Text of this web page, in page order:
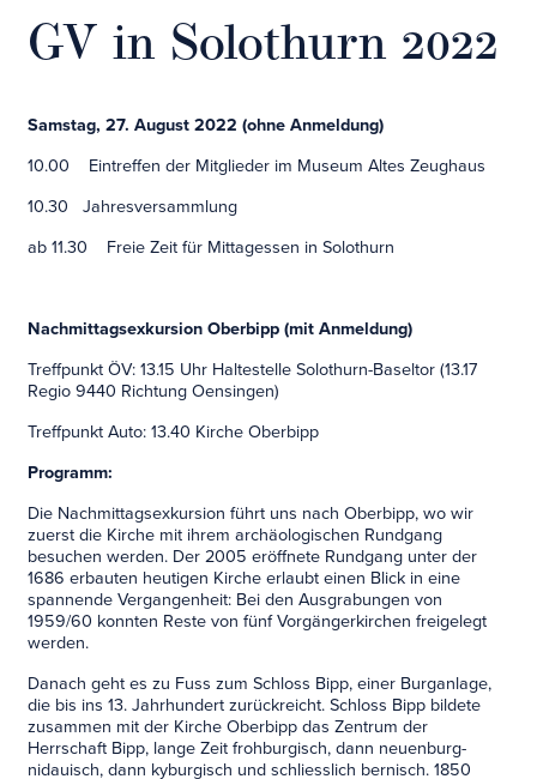
GV in Solothurn 2022
Samstag, 27. August 2022 (ohne Anmeldung)
10.00 Eintreffen der Mitglieder im Museum Altes Zeughaus
10.30 Jahresversammlung
ab 11.30 Freie Zeit für Mittagessen in Solothurn
Nachmittagsexkursion Oberbipp (mit Anmeldung)
Treffpunkt ÖV: 13.15 Uhr Haltestelle Solothurn-Baseltor (13.17
Regio 9440 Richtung Oensingen)
Treffpunkt Auto: 13.40 Kirche Oberbipp
Programm:
Die Nachmittagsexkursion führt uns nach Oberbipp, wo wir
zuerst die Kirche mit ihrem archäologischen Rundgang
besuchen werden. Der 2005 eröffnete Rundgang unter der
1686 erbauten heutigen Kirche erlaubt einen Blick in eine
spannende Vergangenheit: Bei den Ausgrabungen von
1959/60 konnten Reste von fünf Vorgängerkirchen freigelegt
werden.
Danach geht es zu Fuss zum Schloss Bipp, einer Burganlage,
die bis ins 13. Jahrhundert zurückreicht. Schloss Bipp bildete
zusammen mit der Kirche Oberbipp das Zentrum der
Herrschaft Bipp, lange Zeit frohburgisch, dann neuenburg-
nidauisch, dann kyburgisch und schliesslich bernisch. 1850